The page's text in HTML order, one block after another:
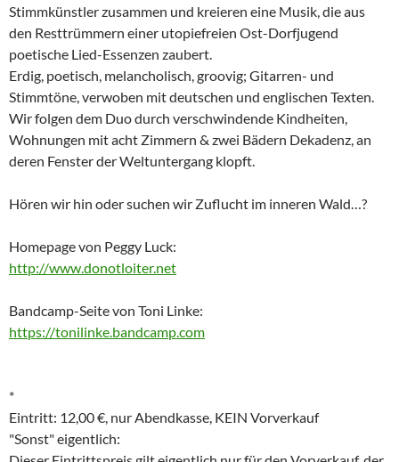
Stimmkünstler zusammen und kreieren eine Musik, die aus
den Resttrümmern einer utopiefreien Ost-Dorfjugend
poetische Lied-Essenzen zaubert.
Erdig, poetisch, melancholisch, groovig; Gitarren- und
Stimmtöne, verwoben mit deutschen und englischen Texten.
Wir folgen dem Duo durch verschwindende Kindheiten,
Wohnungen mit acht Zimmern & zwei Bädern Dekadenz, an
deren Fenster der Weltuntergang klopft.
Hören wir hin oder suchen wir Zuflucht im inneren Wald…?
Homepage von Peggy Luck:
http://www.donotloiter.net
Bandcamp-Seite von Toni Linke:
https://tonilinke.bandcamp.com
*
Eintritt: 12,00 €, nur Abendkasse, KEIN Vorverkauf
"Sonst" eigentlich: